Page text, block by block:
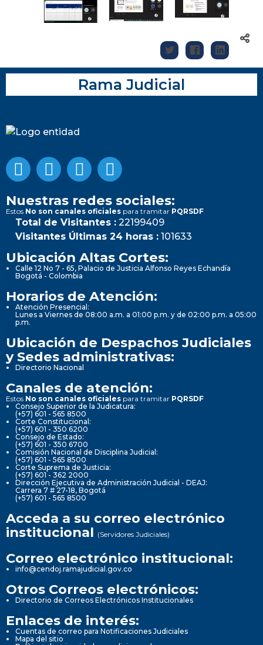
Rama Judicial
Nuestras redes sociales:
Estos No son canales oficiales para tramitar PQRSDF
Total de Visitantes : 22199409
Visitantes Últimas 24 horas : 101633
Ubicación Altas Cortes:
Calle 12 No 7 - 65, Palacio de Justicia Alfonso Reyes Echandía
Bogotá - Colombia
Horarios de Atención:
Atención Presencial:
Lunes a Viernes de 08:00 a.m. a 01:00 p.m. y de 02:00 p.m. a 05:00
p.m.
Ubicación de Despachos Judiciales
y Sedes administrativas:
Directorio Nacional
Canales de atención:
Estos No son canales oficiales para tramitar PQRSDF
Consejo Superior de la Judicatura:
(+57) 601 - 565 8500
Corte Constitucional:
(+57) 601 - 350 6200
Consejo de Estado:
(+57) 601 - 350 6700
Comisión Nacional de Disciplina Judicial:
(+57) 601 - 565 8500
Corte Suprema de Justicia:
(+57) 601 - 362 2000
Dirección Ejecutiva de Administración Judicial - DEAJ:
Carrera 7 # 27-18, Bogotá
(+57) 601 - 565 8500
Acceda a su correo electrónico
institucional (Servidores Judiciales)
Correo electrónico institucional:
info@cendoj.ramajudicial.gov.co
Otros Correos electrónicos:
Directorio de Correos Electrónicos Institucionales
Enlaces de interés:
Cuentas de correo para Notificaciones Judiciales
Mapa del sitio